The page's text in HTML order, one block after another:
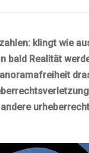
klingt wie
bald Realität